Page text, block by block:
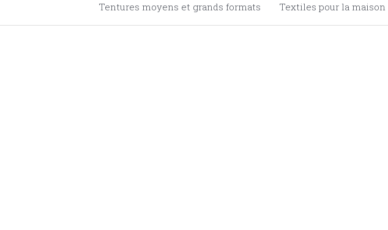
Tentures moyens et grands formats Textiles pour la maison